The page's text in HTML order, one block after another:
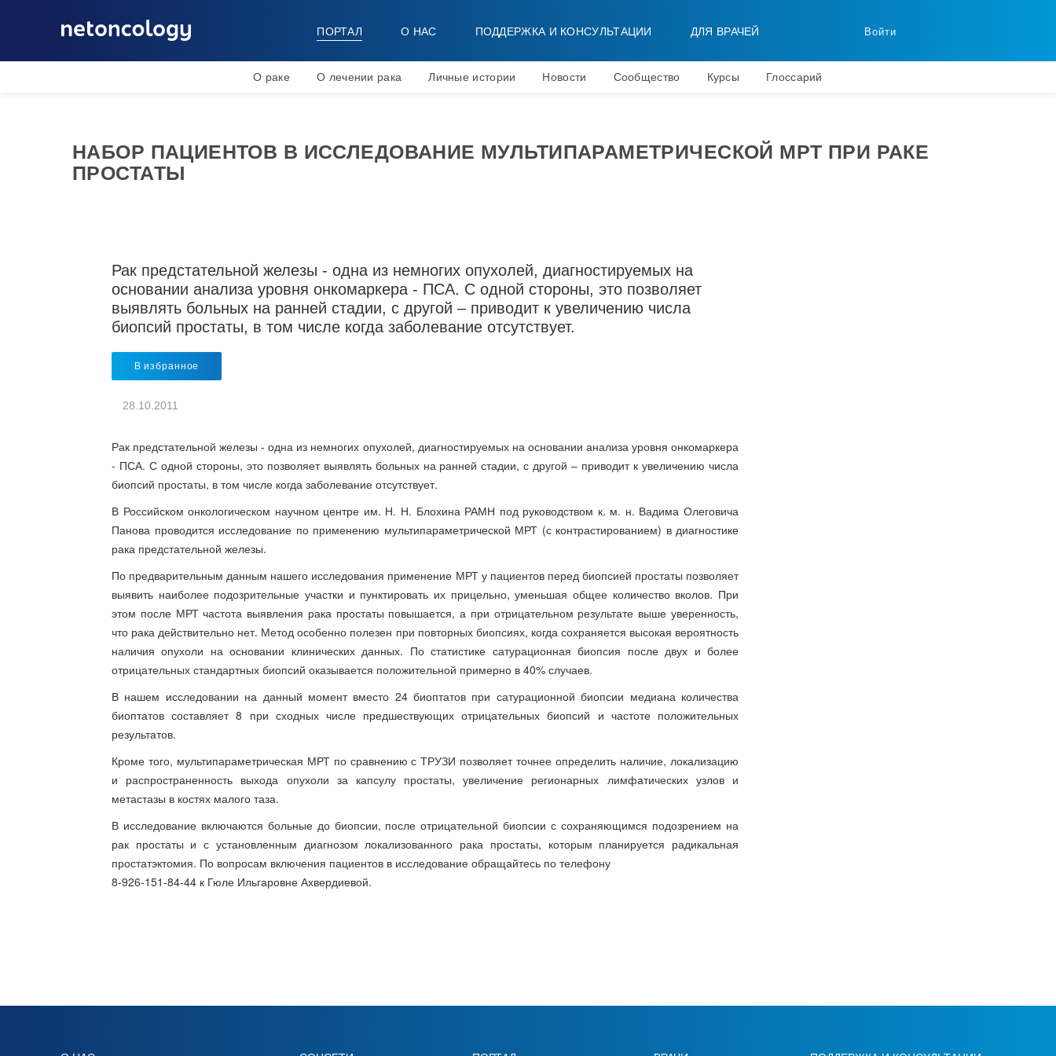
ПОРТАЛ О НАС ПОДДЕРЖКА И КОНСУЛЬТАЦИИ ДЛЯ ВРАЧЕЙ Войти
О раке О лечении рака Личные истории Новости Сообщество Курсы Глоссарий
НАБОР ПАЦИЕНТОВ В ИССЛЕДОВАНИЕ МУЛЬТИПАРАМЕТРИЧЕСКОЙ МРТ ПРИ РАКЕ
ПРОСТАТЫ
Рак предстательной железы - одна из немногих опухолей, диагностируемых на
основании анализа уровня онкомаркера - ПСА. С одной стороны, это позволяет
выявлять больных на ранней стадии, с другой – приводит к увеличению числа
биопсий простаты, в том числе когда заболевание отсутствует.
В избранное
28.10.2011
Рак предстательной железы - одна из немногих опухолей, диагностируемых на основании анализа уровня онкомаркера
- ПСА. С одной стороны, это позволяет выявлять больных на ранней стадии, с другой – приводит к увеличению числа
биопсий простаты, в том числе когда заболевание отсутствует.
В Российском онкологическом научном центре им. Н. Н. Блохина РАМН под руководством к. м. н. Вадима Олеговича
Панова проводится исследование по применению мультипараметрической МРТ (с контрастированием) в диагностике
рака предстательной железы.
По предварительным данным нашего исследования применение МРТ у пациентов перед биопсией простаты позволяет
выявить наиболее подозрительные участки и пунктировать их прицельно, уменьшая общее количество вколов. При
этом после МРТ частота выявления рака простаты повышается, а при отрицательном результате выше уверенность,
что рака действительно нет. Метод особенно полезен при повторных биопсиях, когда сохраняется высокая вероятность
наличия опухоли на основании клинических данных. По статистике сатурационная биопсия после двух и более
отрицательных стандартных биопсий оказывается положительной примерно в 40% случаев.
В нашем исследовании на данный момент вместо 24 биоптатов при сатурационной биопсии медиана количества
биоптатов составляет 8 при сходных числе предшествующих отрицательных биопсий и частоте положительных
результатов.
Кроме того, мультипараметрическая МРТ по сравнению с ТРУЗИ позволяет точнее определить наличие, локализацию
и распространенность выхода опухоли за капсулу простаты, увеличение регионарных лимфатических узлов и
метастазы в костях малого таза.
В исследование включаются больные до биопсии, после отрицательной биопсии с сохраняющимся подозрением на
рак простаты и с установленным диагнозом локализованного рака простаты, которым планируется радикальная
простатэктомия. По вопросам включения пациентов в исследование обращайтесь по телефону
8-926-151-84-44 к Гюле Ильгаровне Ахвердиевой.